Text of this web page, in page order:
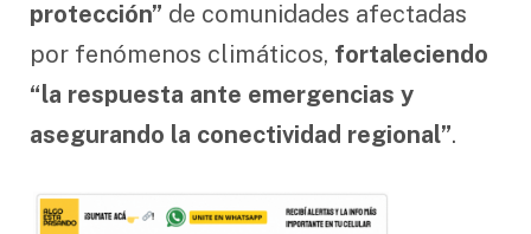
protección” de comunidades afectadas
por fenómenos climáticos, fortaleciendo
“la respuesta ante emergencias y
asegurando la conectividad regional”.